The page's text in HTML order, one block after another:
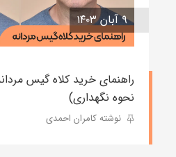
۹ آبان ۱۴۰۳
راهنمای خرید کلاه گیس
نحوه نگهداری)
نوشته کامران احمدی